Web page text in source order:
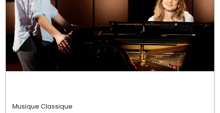
Musique Classique